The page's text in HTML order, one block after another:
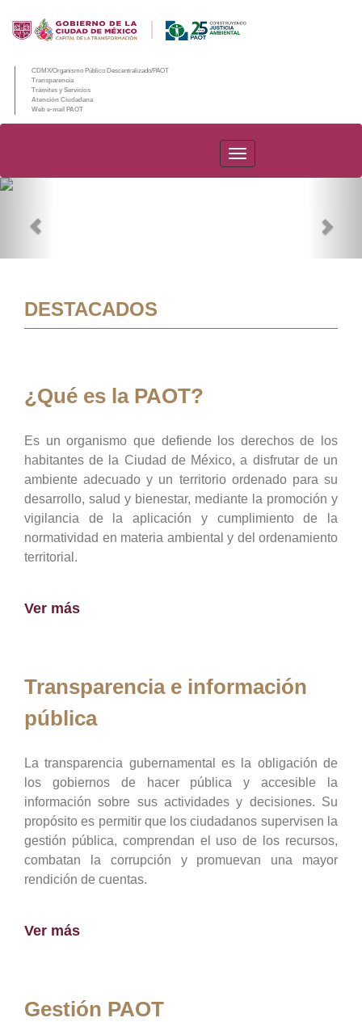
CDMX/Organismo Público Descentralizado/PAOT
Transparencia
Trámites y Servicios
Atención Ciudadana
Web e-mail PAOT
PAOT
DESTACADOS
¿Qué es la PAOT?
Es un organismo que defiende los derechos de los
habitantes de la Ciudad de México, a disfrutar de un
ambiente adecuado y un territorio ordenado para su
desarrollo, salud y bienestar, mediante la promoción y
vigilancia de la aplicación y cumplimiento de la
normatividad en materia ambiental y del ordenamiento
territorial.
Ver más
Transparencia e información
pública
La transparencia gubernamental es la obligación de
los gobiernos de hacer pública y accesible la
información sobre sus actividades y decisiones. Su
propósito es permitir que los ciudadanos supervisen la
gestión pública, comprendan el uso de los recursos,
combatan la corrupción y promuevan una mayor
rendición de cuentas.
Ver más
Gestión PAOT